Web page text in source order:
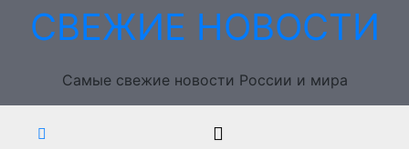
ПерейтиСВЕЖИЕ НОВОСТИ
Самые свежие новости России и мира